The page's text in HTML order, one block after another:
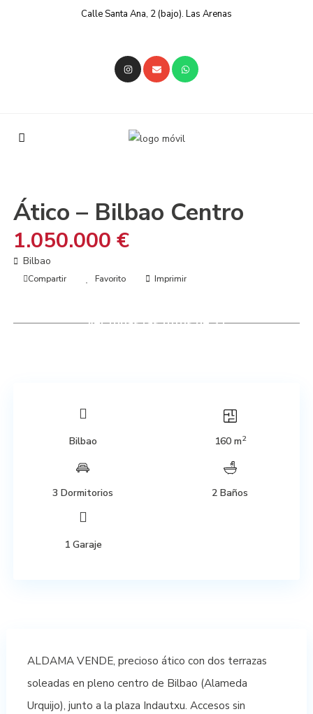
Calle Santa Ana, 2 (bajo). Las Arenas
Ático – Bilbao Centro
1.050.000 €
Bilbao
Compartir Favorito Imprimir
Ver todas las fotos de 31
Bilbao 160 m2
3 Dormitorios 2 Baños
1 Garaje
ALDAMA VENDE, precioso ático con dos terrazas
soleadas en pleno centro de Bilbao (Alameda
Urquijo), junto a la plaza Indautxu. Accesos sin